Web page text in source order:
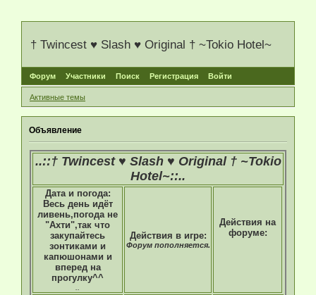
† Twincest ♥ Slash ♥ Original † ~Tokio Hotel~
Форум Участники Поиск Регистрация Войти
Активные темы
Объявление
..::† Twincest ♥ Slash ♥ Original † ~Tokio
Hotel~::..
Дата и погода:
Весь день идёт
ливень,погода не
"Ахти",так что
закупайтесь
зонтиками и
капюшонами и
вперед на
прогулку^^
Действия в игре:
Форум пополняется.
Действия на
форуме: